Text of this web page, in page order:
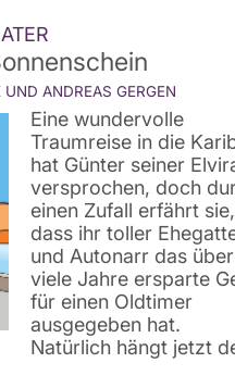
ANDREAS GERGEN
Eine wundervolle
Traumreise in die
hat Günter seiner
versprochen, doch
einen Zufall erfährt sie,
dass ihr toller
und Autonarr das über
viele Jahre ersparte
für einen Oldtimer
ausgegeben hat.
Natürlich hängt jetzt